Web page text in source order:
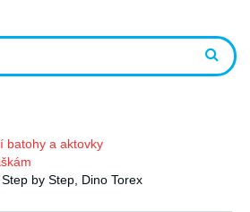
batohy a aktovky
by Step, Dino Torex